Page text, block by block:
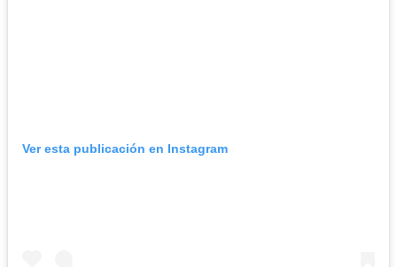
Ver esta publicación en Instagram